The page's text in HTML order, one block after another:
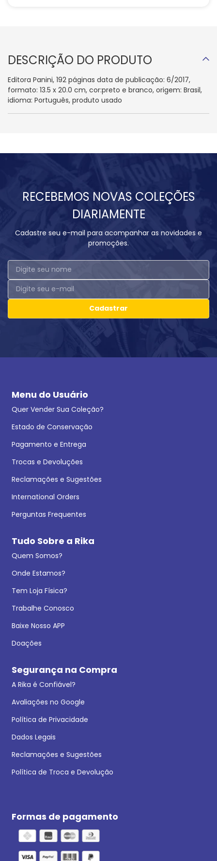
DESCRIÇÃO DO PRODUTO
Editora Panini, 192 páginas data de publicação: 6/2017,
formato: 13.5 x 20.0 cm, cor:preto e branco, origem: Brasil,
idioma: Português, produto usado
RECEBEMOS NOVAS COLEÇÕES
DIARIAMENTE
Cadastre seu e-mail para acompanhar as novidades e
promoções.
Cadastrar
Menu do Usuário
Quer Vender Sua Coleção?
Estado de Conservação
Pagamento e Entrega
Trocas e Devoluções
Reclamações e Sugestões
International Orders
Perguntas Frequentes
Tudo Sobre a Rika
Quem Somos?
Onde Estamos?
Tem Loja Física?
Trabalhe Conosco
Baixe Nosso APP
Doações
Segurança na Compra
A Rika é Confiável?
Avaliações no Google
Política de Privacidade
Dados Legais
Reclamações e Sugestões
Política de Troca e Devolução
Formas de pagamento